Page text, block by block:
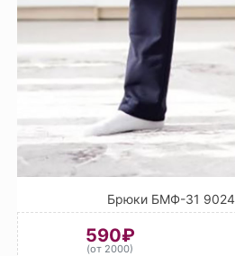
Брюки БМФ-31
590₽
(от 2000)